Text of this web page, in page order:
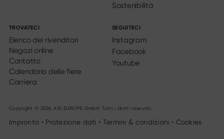
Sostenibilità
TROVATECI
Elenco dei rivenditori
Negozi online
Contatto
Calendario delle fiere
Carriera
SEGUITECI
Instagram
Facebook
Youtube
Copyright © 2026. KAI EUROPE GmbH. Tutti i diritti riservati.
Impronta • Protezione dati • Termini & condizioni • Cookies